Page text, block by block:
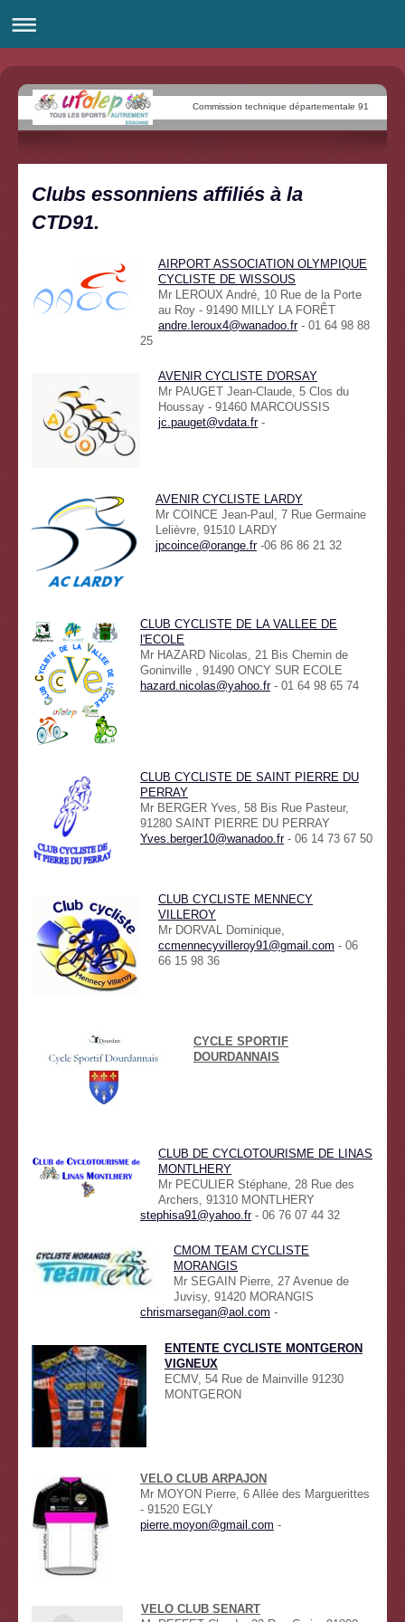
Commission technique départementale 91
Clubs essonniens affiliés à la
CTD91.
AIRPORT ASSOCIATION OLYMPIQUE
CYCLISTE DE WISSOUS
Mr LEROUX André, 10 Rue de la Porte
au Roy - 91490 MILLY LA FORÊT
andre.leroux4@wanadoo.fr- 01 64 98 88
25
AVENIR CYCLISTE D'ORSAY
Mr PAUGET Jean-Claude, 5 Clos du
Houssay - 91460 MARCOUSSIS
jc.pauget@vdata.fr-
AVENIR CYCLISTE LARDY
Mr COINCE Jean-Paul, 7 Rue Germaine
Lelièvre, 91510 LARDY
jpcoince@orange.fr-06 86 86 21 32
CLUB CYCLISTE DE LA VALLEE DE
l'ECOLE
Mr HAZARD Nicolas, 21 Bis Chemin de
Goninville , 91490 ONCY SUR ECOLE
hazard.nicolas@yahoo.fr- 01 64 98 65 74
CLUB CYCLISTE DE SAINT PIERRE DU
PERRAY
Mr BERGER Yves, 58 Bis Rue Pasteur,
91280 SAINT PIERRE DU PERRAY
Yves.berger10@wanadoo.fr- 06 14 73 67 50
CLUB CYCLISTE MENNECY
VILLEROY
Mr DORVAL Dominique,
ccmennecyvilleroy91@gmail.com - 06
66 15 98 36
CYCLE SPORTIF
DOURDANNAIS
CLUB DE CYCLOTOURISME DE LINAS
MONTLHERY
Mr PECULIER Stéphane, 28 Rue des
Archers, 91310 MONTLHERY
stephisa91@yahoo.fr- 06 76 07 44 32
CMOM TEAM CYCLISTE
MORANGIS
Mr SEGAIN Pierre, 27 Avenue de
Juvisy, 91420 MORANGIS
chrismarsegan@aol.com -
ENTENTE CYCLISTE MONTGERON
VIGNEUX
ECMV, 54 Rue de Mainville 91230
MONTGERON
VELO CLUB ARPAJON
Mr MOYON Pierre, 6 Allée des Marguerittes
- 91520 EGLY
pierre.moyon@gmail.com -
VELO CLUB SENART